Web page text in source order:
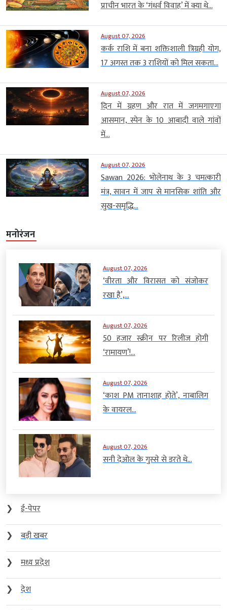
प्राचीन भारत के ‘गंधर्व विवाह’ में क्या थे...
August 07, 2026
कर्क राशि में बना शक्तिशाली त्रिग्रही योग,
17 अगस्त तक 3 राशियों को मिल सकता...
August 07, 2026
दिन में ग्रहण और रात में जगमगाएगा
आसमान, स्पेन के 10 आबादी वाले गांवों
में...
August 07, 2026
Sawan 2026: भोलेनाथ के 3 चमत्कारी
मंत्र, सावन में जाप से मानसिक शांति और
सुख-समृद्धि...
मनोरंजन
August 07, 2026
‘वीरता और विरासत को संजोकर
रखा है’,...
August 07, 2026
50 हजार स्क्रीन पर रिलीज होगी
‘रामायण’!...
August 07, 2026
‘काश PM तानाशाह होते’, नाबालिग
के वायरल...
August 07, 2026
सनी देओल के गुस्से से डरते थे...
❯
ई-पेपर
❯
बड़ी खबर
❯
मध्य प्रदेश
❯
देश